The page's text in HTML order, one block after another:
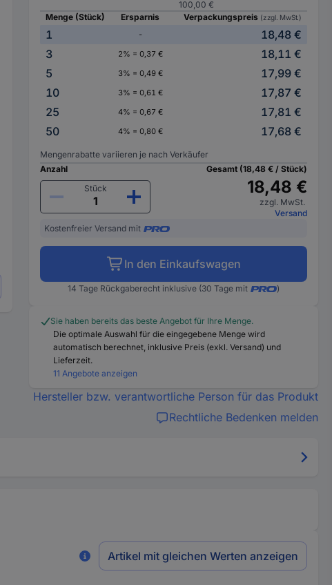
100,00 €
Menge (Stück)
Ersparnis Verpackungspreis (zzgl. MwSt.)
1 -
18,48 €
3
2% = 0,37 €
18,11 €
5
3% = 0,49 €
17,99 €
10
3% = 0,61 €
17,87 €
25
4% = 0,67 €
17,81 €
50
4% = 0,80 € 17,68 €
Mengenrabatte variieren je nach Verkäufer
Anzahl
Stück
Gesamt (18,48 € / Stück)
18,48 €
zzgl. MwSt.
Versand
Kostenfreier Versand mit
In den Einkaufswagen
14 Tage Rückgaberecht inklusive (30 Tage mit )
Sie haben bereits das beste Angebot für Ihre Menge.
Die optimale Auswahl für die eingegebene Menge wird
automatisch berechnet, inklusive Preis (exkl. Versand) und
Lieferzeit.
11 Angebote anzeigen
Hersteller bzw. verantwortliche Person für das Produkt
Rechtliche Bedenken melden
Artikel mit gleichen Werten anzeigen